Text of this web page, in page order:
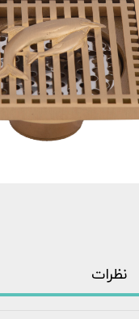
نظرات